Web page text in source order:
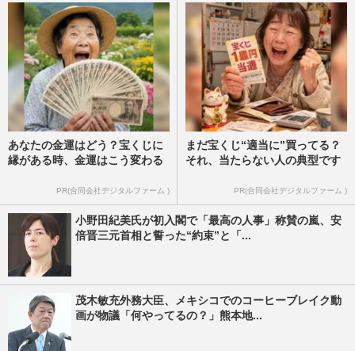
あなたの金運はどう？宝くじに
縁がある時、金運はこう変わる
PR(合同会社デジタルファーム )
まだ宝くじ“適当に”買ってる？
それ、当たらない人の典型です
PR(合同会社デジタルファーム )
小野田紀美氏が初入閣で「最高の人事」称賛の嵐、安
倍晋三元首相と誓った“約束”と「...
茂木敏充外務大臣、メキシコでのコーヒーブレイク動
画が物議「何やってるの？」熊本地...